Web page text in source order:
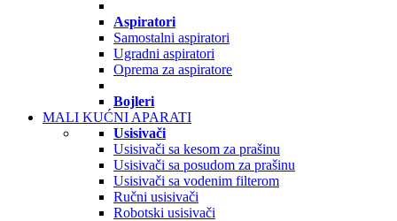
Aspiratori
Samostalni aspiratori
Ugradni aspiratori
Oprema za aspiratore
Bojleri
MALI KUĆNI APARATI
Usisivači
Usisivači sa kesom za prašinu
Usisivači sa posudom za prašinu
Usisivači sa vodenim filterom
Ručni usisivači
Robotski usisivači